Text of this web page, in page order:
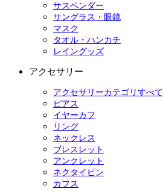
サスペンダー
サングラス・眼鏡
マスク
タオル・ハンカチ
レイングッズ
アクセサリー
アクセサリーカテゴリすべて
ピアス
イヤーカフ
リング
ネックレス
ブレスレット
アンクレット
ネクタイピン
カフス